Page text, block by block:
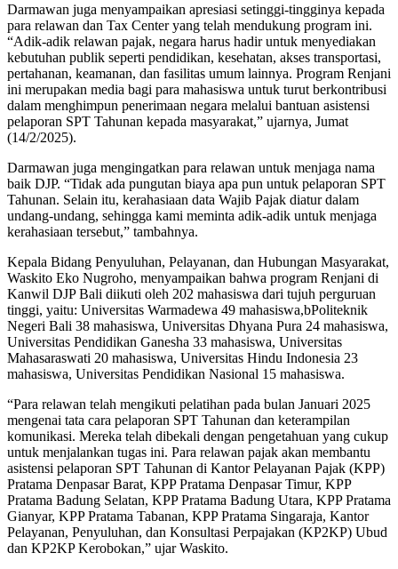
Darmawan juga menyampaikan apresiasi setinggi-tingginya kepada
para relawan dan Tax Center yang telah mendukung program ini.
“Adik-adik relawan pajak, negara harus hadir untuk menyediakan
kebutuhan publik seperti pendidikan, kesehatan, akses transportasi,
pertahanan, keamanan, dan fasilitas umum lainnya. Program Renjani
ini merupakan media bagi para mahasiswa untuk turut berkontribusi
dalam menghimpun penerimaan negara melalui bantuan asistensi
pelaporan SPT Tahunan kepada masyarakat,” ujarnya, Jumat
(14/2/2025).
Darmawan juga mengingatkan para relawan untuk menjaga nama
baik DJP. “Tidak ada pungutan biaya apa pun untuk pelaporan SPT
Tahunan. Selain itu, kerahasiaan data Wajib Pajak diatur dalam
undang-undang, sehingga kami meminta adik-adik untuk menjaga
kerahasiaan tersebut,” tambahnya.
Kepala Bidang Penyuluhan, Pelayanan, dan Hubungan Masyarakat,
Waskito Eko Nugroho, menyampaikan bahwa program Renjani di
Kanwil DJP Bali diikuti oleh 202 mahasiswa dari tujuh perguruan
tinggi, yaitu: Universitas Warmadewa 49 mahasiswa,bPoliteknik
Negeri Bali 38 mahasiswa, Universitas Dhyana Pura 24 mahasiswa,
Universitas Pendidikan Ganesha 33 mahasiswa, Universitas
Mahasaraswati 20 mahasiswa, Universitas Hindu Indonesia 23
mahasiswa, Universitas Pendidikan Nasional 15 mahasiswa.
“Para relawan telah mengikuti pelatihan pada bulan Januari 2025
mengenai tata cara pelaporan SPT Tahunan dan keterampilan
komunikasi. Mereka telah dibekali dengan pengetahuan yang cukup
untuk menjalankan tugas ini. Para relawan pajak akan membantu
asistensi pelaporan SPT Tahunan di Kantor Pelayanan Pajak (KPP)
Pratama Denpasar Barat, KPP Pratama Denpasar Timur, KPP
Pratama Badung Selatan, KPP Pratama Badung Utara, KPP Pratama
Gianyar, KPP Pratama Tabanan, KPP Pratama Singaraja, Kantor
Pelayanan, Penyuluhan, dan Konsultasi Perpajakan (KP2KP) Ubud
dan KP2KP Kerobokan,” ujar Waskito.